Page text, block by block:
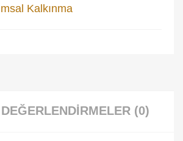
Kalkınma
DEĞERLENDIRMELER (0)